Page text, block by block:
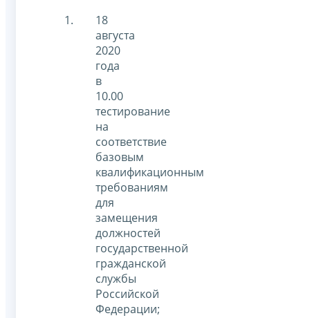
18
августа
2020
года
в
10.00
тестирование
на
соответствие
базовым
квалификационным
требованиям
для
замещения
должностей
государственной
гражданской
службы
Российской
Федерации;